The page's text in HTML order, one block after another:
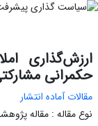
ارزش‌گذاری
حکمرانی
مقالات آماده انتشار
نوع مقاله : مقاله